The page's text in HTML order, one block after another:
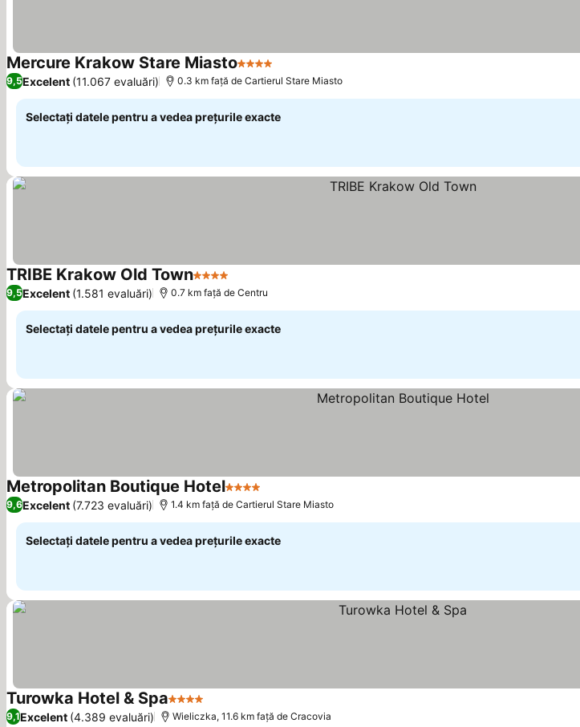
Mercure Krakow Stare Miasto4 Stele
9,5Excelent (11.067 evaluări) 0.3 km faţă de Cartierul Stare Miasto
Selectați datele pentru a vedea prețurile exacte
TRIBE Krakow Old Town4 Stele
9,5Excelent (1.581 evaluări) 0.7 km faţă de Centru
Selectați datele pentru a vedea prețurile exacte
Metropolitan Boutique Hotel4 Stele
9,6Excelent (7.723 evaluări) 1.4 km faţă de Cartierul Stare Miasto
Selectați datele pentru a vedea prețurile exacte
Turowka Hotel & Spa4 Stele
9,1Excelent (4.389 evaluări) Wieliczka, 11.6 km faţă de Cracovia